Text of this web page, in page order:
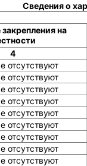
Сведения о
на
4
отсутствуют
отсутствуют
отсутствуют
отсутствуют
отсутствуют
отсутствуют
отсутствуют
отсутствуют
отсутствуют